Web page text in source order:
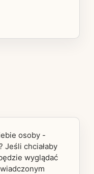
osoby -
Jeśli chciałaby
wyglądać